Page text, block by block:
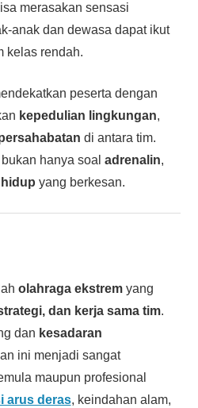
merasakan sensasi
anak dan dewasa dapat ikut
kelas rendah.
peserta dengan
kepedulian lingkungan,
di antara tim.
hanya soal adrenalin,
yang berkesan.
olahraga ekstremyang
dan kerja sama tim.
dan kesadaran
ini menjadi sangat
maupun profesional
arus deras, keindahan alam,